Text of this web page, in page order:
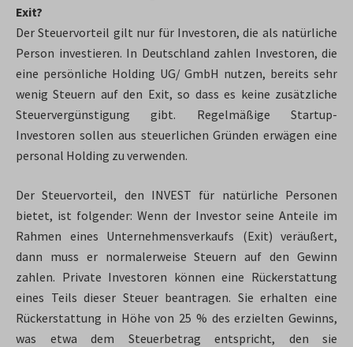
Exit?
Der Steuervorteil gilt nur für Investoren, die als natürliche
Person investieren. In Deutschland zahlen Investoren, die
eine persönliche Holding UG/ GmbH nutzen, bereits sehr
wenig Steuern auf den Exit, so dass es keine zusätzliche
Steuervergünstigung gibt. Regelmäßige Startup-
Investoren sollen aus steuerlichen Gründen erwägen eine
personal Holding zu verwenden.
Der Steuervorteil, den INVEST für natürliche Personen
bietet, ist folgender: Wenn der Investor seine Anteile im
Rahmen eines Unternehmensverkaufs (Exit) veräußert,
dann muss er normalerweise Steuern auf den Gewinn
zahlen. Private Investoren können eine Rückerstattung
eines Teils dieser Steuer beantragen. Sie erhalten eine
Rückerstattung in Höhe von 25 % des erzielten Gewinns,
was etwa dem Steuerbetrag entspricht, den sie